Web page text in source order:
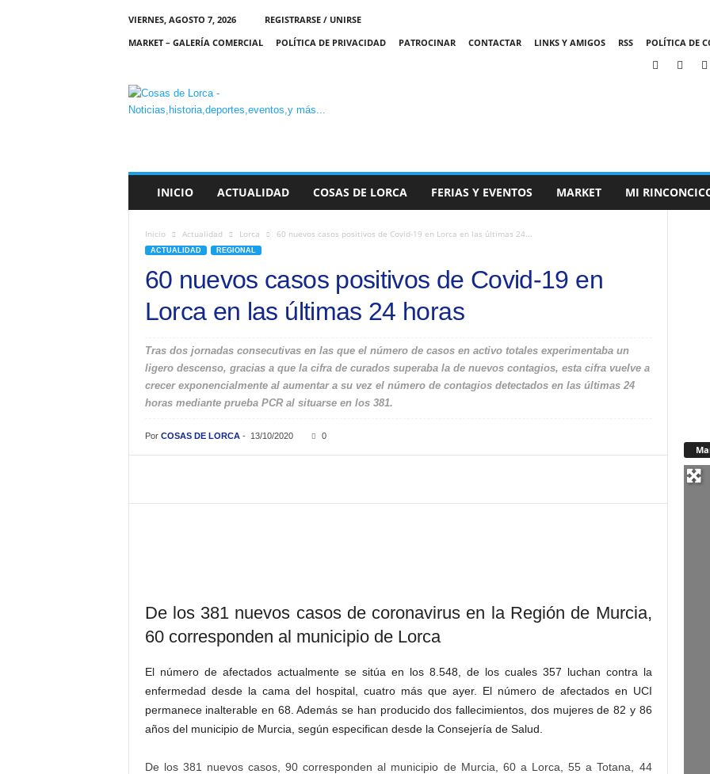
VIERNES, AGOSTO 7, 2026
REGISTRARSE / UNIRSE
MARKET – GALERÍA COMERCIAL
POLÍTICA DE PRIVACIDAD PATROCINAR CONTACTAR LINKS Y AMIGOS RSS POLÍTICA DE
C
O
S
INICIO ACTUALIDAD COSAS DE LORCA FERIAS Y EVENTOS MARKET MI
Inicio Actualidad Lorca 60 nuevos casos positivos de Covid-19 en Lorca en las últimas 24...
ACTUALIDAD REGIONAL
60 nuevos casos positivos de Covid-19 en
Lorca en las últimas 24 horas
Tras dos jornadas consecutivas en las que el número de casos en activo totales experimentaba un
ligero descenso, gracias a que la cifra de curados superaba la de nuevos contagios, esta cifra vuelve a
crecer exponencialmente al aumentar a su vez el número de contagios detectados en las últimas 24
horas mediante prueba PCR al situarse en los 381.
Por COSAS DE LORCA- 13/10/2020 0
De los 381 nuevos casos de coronavirus en la Región de Murcia,
60 corresponden al municipio de Lorca
El número de afectados actualmente se sitúa en los 8.548, de los cuales 357 luchan contra la
enfermedad desde la cama del hospital, cuatro más que ayer. El número de afectados en UCI
permanece inalterable en 68. Además se han producido dos fallecimientos, dos mujeres de 82 y 86
años del municipio de Murcia, según especifican desde la Consejería de Salud.
De los 381 nuevos casos, 90 corresponden al municipio de Murcia, 60 a Lorca, 55 a Totana, 44